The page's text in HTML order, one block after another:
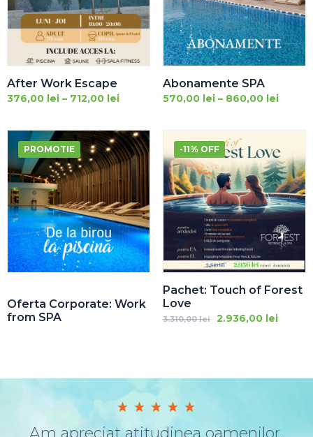
After Work Escape
376,00 lei – 712,00 lei
Abonamente SPA
570,00 lei– 860,00 lei
PROMOTIE
Oferta Corporate: Work
from SPA
-11% OFF
Pachet: Touch of Forest
Love
3.310,00lei
Prețul
2.936,00 leiPrețul
Am apreciat atitudinea oamenilor,